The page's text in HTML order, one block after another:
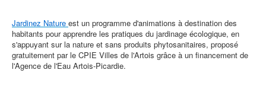
Jardinez Nature est un programme d'animations à destination des
habitants pour apprendre les pratiques du jardinage écologique, en
s'appuyant sur la nature et sans produits phytosanitaires, proposé
gratuitement par le CPIE Villes de l'Artois grâce à un financement de
l'Agence de l'Eau Artois-Picardie.